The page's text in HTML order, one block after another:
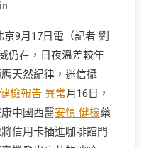
京9月17日電（記者 劉
仍在，日夜溫差較年
天然紀律，迷信攝
檢報告 異常月16日，
中國西醫安慎 健檢藥
信用卡插進咖啡館門